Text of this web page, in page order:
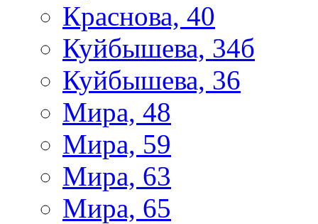
Краснова, 40
Куйбышева, 34б
Куйбышева, 36
Мира, 48
Мира, 59
Мира, 63
Мира, 65